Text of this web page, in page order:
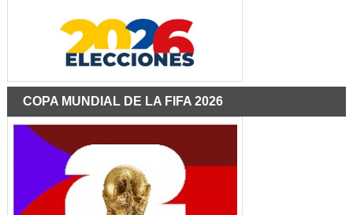
COPA MUNDIAL DE LA FIFA 2026